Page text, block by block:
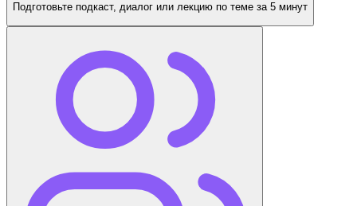
Подготовьте подкаст, диалог или лекцию по теме за 5 минут